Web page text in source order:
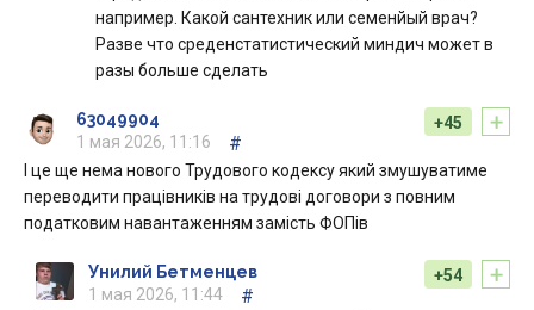
например. Какой сантехник или семенйый врач?
Разве что среденстатистический миндич может в
разы больше сделать
+
+45
63049904
1 мая 2026, 11:16
#
І це ще нема нового Трудового кодексу який змушуватиме
переводити працівників на трудові договори з повним
податковим навантаженням замість ФОПів
+
+54
Унилий Бетменцев
1 мая 2026, 11:44
#